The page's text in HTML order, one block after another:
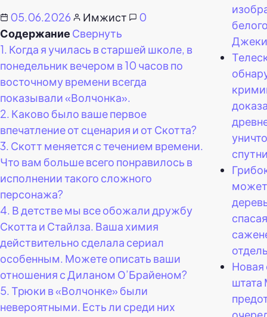
05.06.2026 Имжист
0
Содержание Свернуть
1. Когда я училась в старшей школе, в
понедельник вечером в 10 часов по
восточному времени всегда
показывали «Волчонка».
2. Каково было ваше первое
впечатление от сценария и от Скотта?
3. Скотт меняется с течением времени.
Что вам больше всего понравилось в
исполнении такого сложного
персонажа?
4. В детстве мы все обожали дружбу
Скотта и Стайлза. Ваша химия
действительно сделала сериал
особенным. Можете описать ваши
отношения с Диланом О’Брайеном?
5. Трюки в «Волчонке» были
невероятными. Есть ли среди них
Новая
штата